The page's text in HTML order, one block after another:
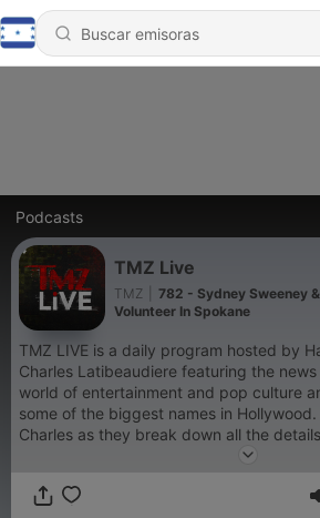
Podcasts
TMZ Live
TMZ
782 - Sydney Sweeney
Volunteer In Spokane
TMZ LIVE is a daily program hosted by
Charles Latibeaudiere featuring the
world of entertainment and pop culture
some of the biggest names in
Charles as they break down all the
stories in entertainment with the help of